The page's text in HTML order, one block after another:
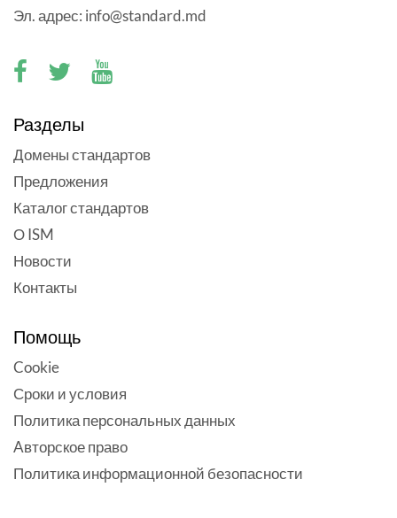
Эл. адрес: info@standard.md
Разделы
Домены стандартов
Предложения
Каталог стандартов
О ISM
Новости
Контакты
Помощь
Cookie
Сроки и условия
Политика персональных данных
Aвторское право
Политика информационной безопасности